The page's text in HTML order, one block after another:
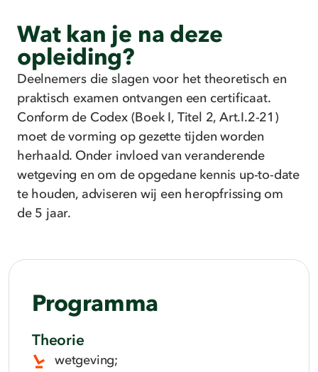
Wat kan je na deze
opleiding?
Deelnemers die slagen voor het theoretisch en
praktisch examen ontvangen een certificaat.
Conform de Codex (Boek I, Titel 2, Art.I.2-21)
moet de vorming op gezette tijden worden
herhaald. Onder invloed van veranderende
wetgeving en om de opgedane kennis up-to-date
te houden, adviseren wij een heropfrissing om
de 5 jaar.
Programma
Theorie
wetgeving;